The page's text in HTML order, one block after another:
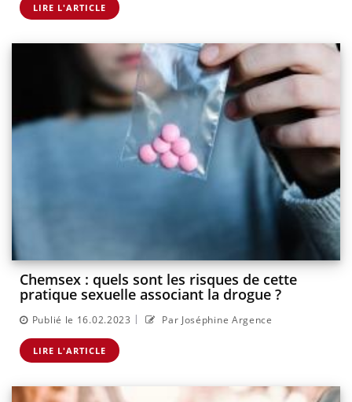
LIRE L'ARTICLE
Chemsex : quels sont les risques de cette
pratique sexuelle associant la drogue ?
Publié le 16.02.2023 | Par Joséphine Argence
LIRE L'ARTICLE